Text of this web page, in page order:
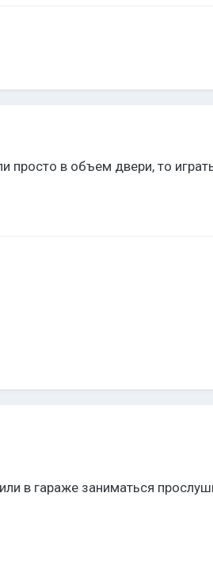
просто в объем двери, то
в гараже заниматься